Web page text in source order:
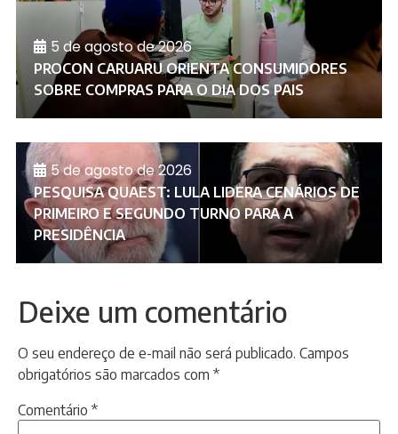
5 de agosto de 2026
PROCON CARUARU ORIENTA CONSUMIDORES
SOBRE COMPRAS PARA O DIA DOS PAIS
5 de agosto de 2026
PESQUISA QUAEST: LULA LIDERA CENÁRIOS DE
PRIMEIRO E SEGUNDO TURNO PARA A
PRESIDÊNCIA
Deixe um comentário
O seu endereço de e-mail não será publicado. Campos
obrigatórios são marcados com *
Comentário *